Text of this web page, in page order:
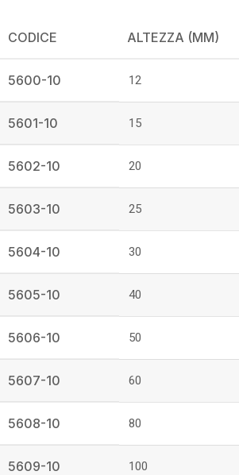
CODICE ALTEZZA (MM)
5600-10 12
5601-10 15
5602-10 20
5603-10 25
5604-10 30
5605-10 40
5606-10 50
5607-10 60
5608-10 80
5609-10 100